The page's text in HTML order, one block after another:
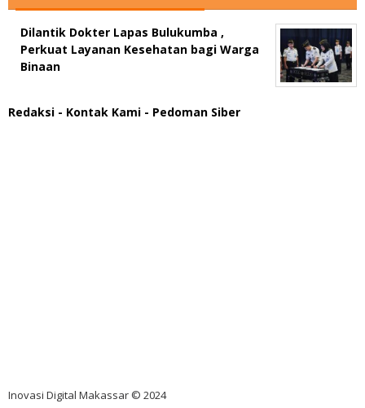
Dilantik Dokter Lapas Bulukumba ,
Perkuat Layanan Kesehatan bagi Warga
Binaan
Redaksi - Kontak Kami - Pedoman Siber
Inovasi Digital Makassar © 2024